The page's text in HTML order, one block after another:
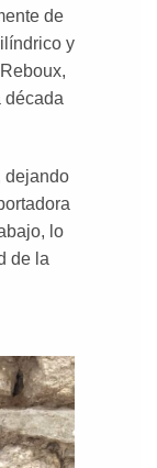
de
y
década
dejando
lo
de la